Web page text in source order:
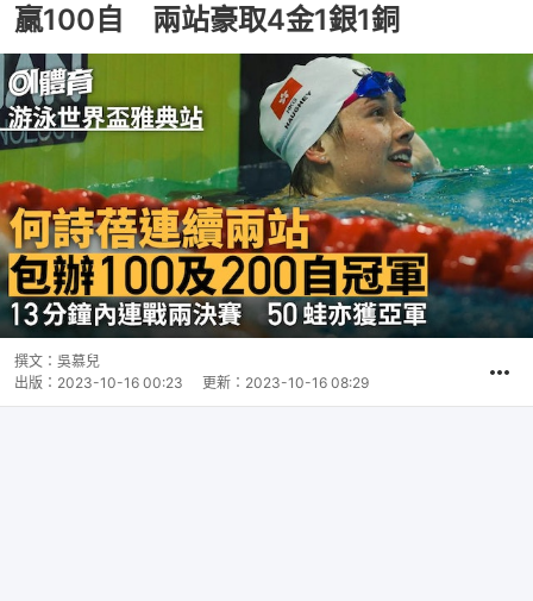
贏100自 兩站豪取4金1銀1銅
撰文： 吳慕兒
出版： 2023-10-16 00:23 更新： 2023-10-16 08:29